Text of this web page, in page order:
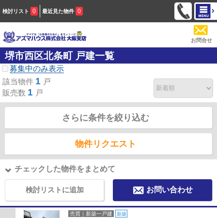
検討リスト 0 最近見た物件 0
お問合せ
堺市西区北条町 戸建一覧
募集中のみ表示
該当物件 1 戸
販売数 1 戸
さらに条件を絞り込む
物件リクエスト
チェックした物件をまとめて
検討リストに追加 お問い合わせ
売買｜新築一戸建 新築